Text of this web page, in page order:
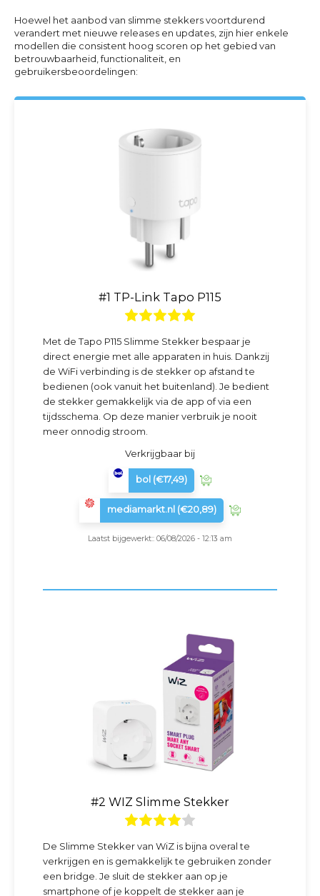
Hoewel het aanbod van slimme stekkers voortdurend
verandert met nieuwe releases en updates, zijn hier enkele
modellen die consistent hoog scoren op het gebied van
betrouwbaarheid, functionaliteit, en
gebruikersbeoordelingen:
#1 TP-Link Tapo P115
Met de Tapo P115 Slimme Stekker bespaar je
direct energie met alle apparaten in huis. Dankzij
de WiFi verbinding is de stekker op afstand te
bedienen (ook vanuit het buitenland). Je bedient
de stekker gemakkelijk via de app of via een
tijdsschema. Op deze manier verbruik je nooit
meer onnodig stroom.
Verkrijgbaar bij
bol (€17,49)
mediamarkt.nl (€20,89)
Laatst bijgewerkt:: 06/08/2026 - 12:13 am
#2 WIZ Slimme Stekker
De Slimme Stekker van WiZ is bijna overal te
verkrijgen en is gemakkelijk te gebruiken zonder
een bridge. Je sluit de stekker aan op je
smartphone of je koppelt de stekker aan je